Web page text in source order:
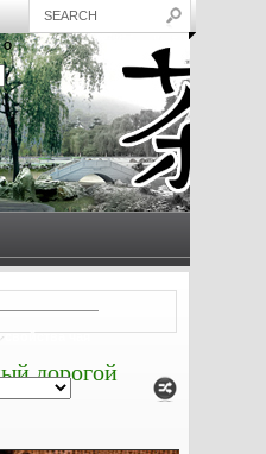
О
свойства чая
дорогой